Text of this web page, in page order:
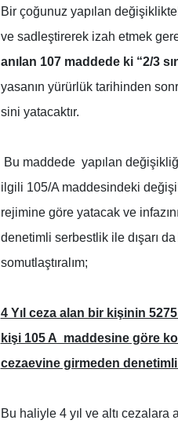
Bir çoğunuz yapılan
ve sadleştirerek izah etmek
anılan 107 maddede ki “2/3
yasanın yürürlük tarihinden
sini yatacaktır.
Bu maddede yapılan
ilgili 105/A maddesindeki
rejimine göre yatacak ve
denetimli serbestlik ile dışarı
somutlaştıralım;
4 Yıl ceza alan bir kişinin
kişi 105 A maddesine göre
cezaevine girmeden
Bu haliyle 4 yıl ve altı